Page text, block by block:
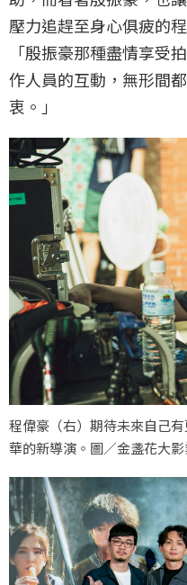
壓力追趕至身心俱疲的
「殷振豪那種盡情享受
作人員的互動，無形間
衷。」
程偉豪（右）期待未來自己
華的新導演。圖／金盞花大